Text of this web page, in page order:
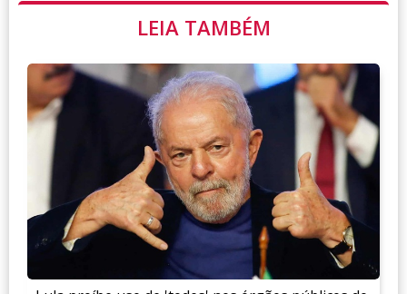
LEIA TAMBÉM